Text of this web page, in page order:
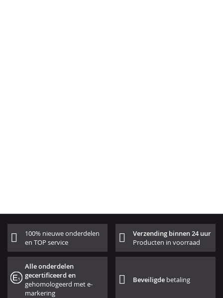
100% nieuwe onderdelen
en TOP service
Verzending binnen 24 uur
Producten in voorraad
Alle onderdelen
gecertificeerd en
gehomologeerd met e-
markering
Beveiligde betaling